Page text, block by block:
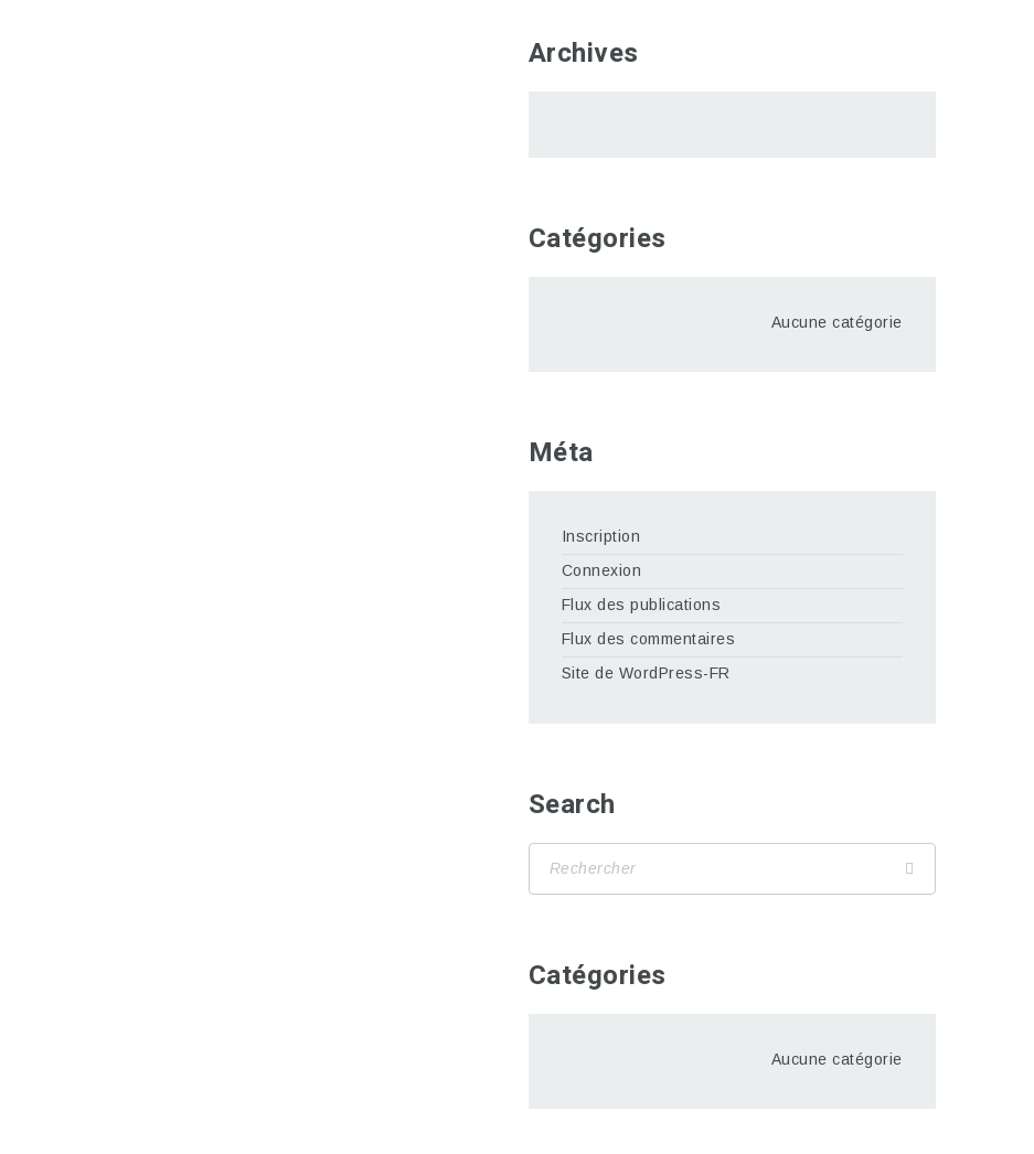
Archives
Catégories
Aucune catégorie
Méta
Inscription
Connexion
Flux des publications
Flux des commentaires
Site de WordPress-FR
Search
Catégories
Aucune catégorie